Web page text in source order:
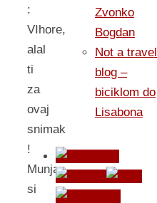
:
VIhore,
alal
ti
za
ovaj
snimak
!
Munja
si
Zvonko
Bogdan
Not a travel
blog –
biciklom do
Lisabona